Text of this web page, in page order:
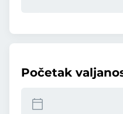
Početak